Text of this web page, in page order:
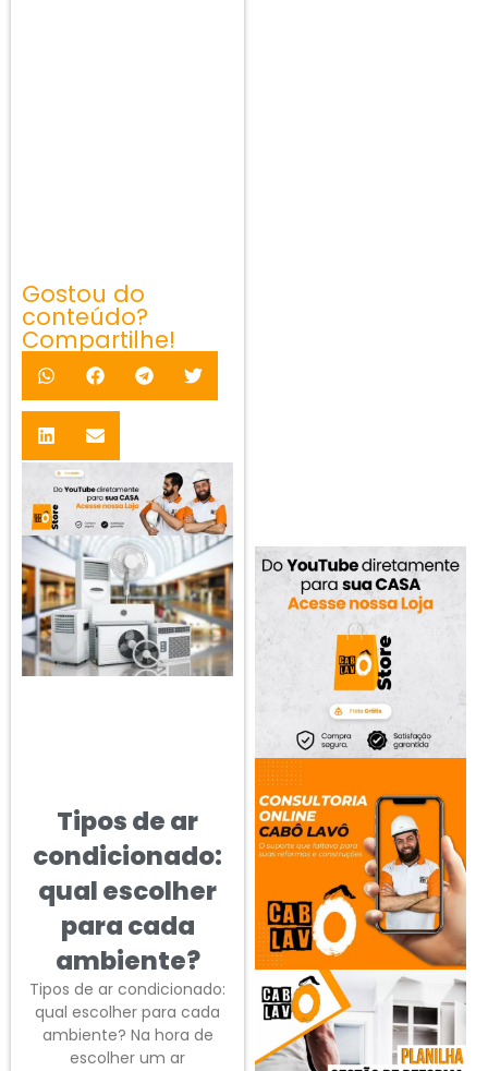
Gostou do
conteúdo?
Compartilhe!
Tipos de ar
condicionado:
qual escolher
para cada
ambiente?
Tipos de ar condicionado:
qual escolher para cada
ambiente? Na hora de
escolher um ar